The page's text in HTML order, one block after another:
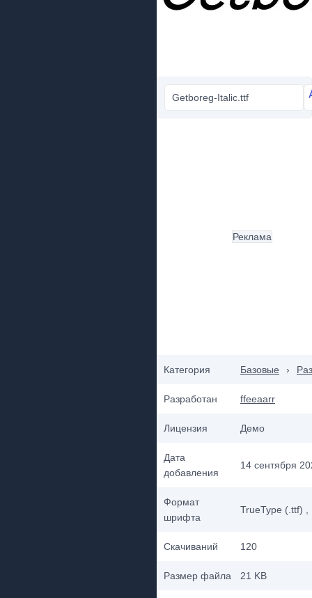
Getboreg-Italic.ttf
Категория Базовые ›
Разработан ffeeaarr
Лицензия Демо
Дата
добавления
14 сентября
Формат
шрифта
TrueType (.ttf)
Скачиваний 120
Размер файла 21 KB
Реклама